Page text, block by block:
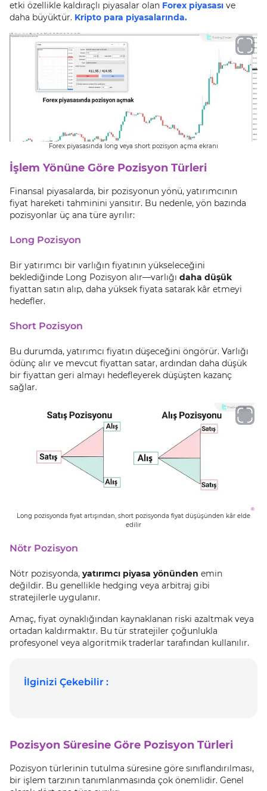
etki özellikle kaldıraçlı piyasalar olan Forex piyasası ve
daha büyüktür. Kripto para piyasalarında.
Forex piyasasında long veya short pozisyon açma ekranı
İşlem Yönüne Göre Pozisyon Türleri
Finansal piyasalarda, bir pozisyonun yönü, yatırımcının
fiyat hareketi tahminini yansıtır. Bu nedenle, yön bazında
pozisyonlar üç ana türe ayrılır:
Long Pozisyon
Bir yatırımcı bir varlığın fiyatının yükseleceğini
beklediğinde Long Pozisyon alır—varlığı daha düşük
fiyattan satın alıp, daha yüksek fiyata satarak kâr etmeyi
hedefler.
Short Pozisyon
Bu durumda, yatırımcı fiyatın düşeceğini öngörür. Varlığı
ödünç alır ve mevcut fiyattan satar, ardından daha düşük
bir fiyattan geri almayı hedefleyerek düşüşten kazanç
sağlar.
Long pozisyonda fiyat artışından, short pozisyonda fiyat düşüşünden kâr elde
edilir
Nötr Pozisyon
Nötr pozisyonda, yatırımcı piyasa yönünden emin
değildir. Bu genellikle hedging veya arbitraj gibi
stratejilerle uygulanır.
Amaç, fiyat oynaklığından kaynaklanan riski azaltmak veya
ortadan kaldırmaktır. Bu tür stratejiler çoğunlukla
profesyonel veya algoritmik traderlar tarafından kullanılır.
İlginizi Çekebilir :
Pozisyon Süresine Göre Pozisyon Türleri
Pozisyon türlerinin tutulma süresine göre sınıflandırılması,
bir işlem tarzının tanımlanmasında çok önemlidir. Genel